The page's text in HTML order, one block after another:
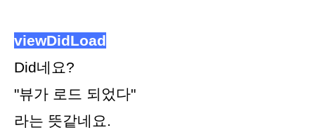
viewDidLoad
Did네요?
"뷰가 로드 되었다"
라는 뜻같네요.